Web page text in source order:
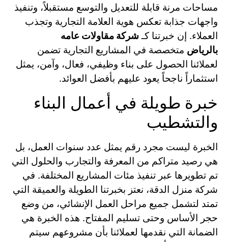
مساحات مرنة قابلة للتعديل والتوسع مستقبلاً، وتنفيذ
واجهات جذابة تعكس هوية العلامة التجارية وتجذب
العملاء. إن خبرتنا كـشركة مقاولات عامه
بالرياض متخصصة في المشاريع التجارية تضمن
لعملائنا الحصول على بناء وظيفي، فعال، وآمن، يمثل
استثماراً ناجحاً يعود عليهم بأفضل العوائد.
خبرة طويلة في أعمال البناء
والتشطيب
الخبرة ليست مجرد رقم يمثل عدد سنوات العمل، بل
هي رصيد متراكم من المعرفة والتجارب والحلول التي
تم تطويرها عبر تنفيذ مئات المشاريع المختلفة. في
شركة منزل الدقة، نعتز بخبرتنا الطويلة والعميقة التي
تمتد لتشمل جميع مراحل العمل الإنشائي، من وضع
حجر الأساس وحتى تسليم المفتاح. هذه الخبرة هي
الضمانة التي نقدمها لعملائنا بأن مشروعهم سيتم